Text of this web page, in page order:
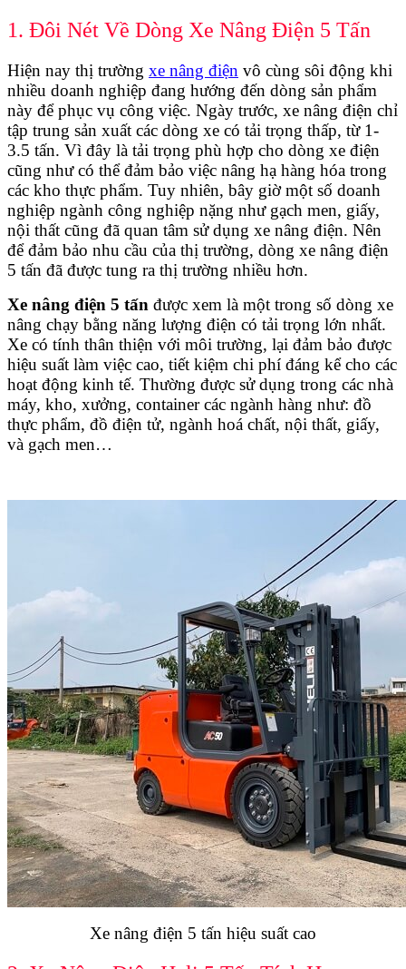
1. Đôi Nét Về Dòng Xe Nâng Điện 5 Tấn
Hiện nay thị trường xe nâng điện vô cùng sôi động khi
nhiều doanh nghiệp đang hướng đến dòng sản phẩm
này để phục vụ công việc. Ngày trước, xe nâng điện chỉ
tập trung sản xuất các dòng xe có tải trọng thấp, từ 1-
3.5 tấn. Vì đây là tải trọng phù hợp cho dòng xe điện
cũng như có thể đảm bảo việc nâng hạ hàng hóa trong
các kho thực phẩm. Tuy nhiên, bây giờ một số doanh
nghiệp ngành công nghiệp nặng như gạch men, giấy,
nội thất cũng đã quan tâm sử dụng xe nâng điện. Nên
để đảm bảo nhu cầu của thị trường, dòng xe nâng điện
5 tấn đã được tung ra thị trường nhiều hơn.
Xe nâng điện 5 tấn được xem là một trong số dòng xe
nâng chạy bằng năng lượng điện có tải trọng lớn nhất.
Xe có tính thân thiện với môi trường, lại đảm bảo được
hiệu suất làm việc cao, tiết kiệm chi phí đáng kể cho các
hoạt động kinh tế. Thường được sử dụng trong các nhà
máy, kho, xưởng, container các ngành hàng như: đồ
thực phẩm, đồ điện tử, ngành hoá chất, nội thất, giấy,
và gạch men…
Xe nâng điện 5 tấn hiệu suất cao